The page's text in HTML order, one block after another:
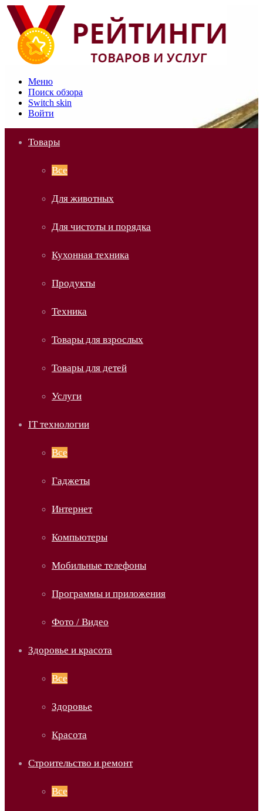
Меню
Поиск обзора
Switch skin
Войти
Товары
Все
Для животных
Для чистоты и порядка
Кухонная техника
Продукты
Техника
Товары для взрослых
Товары для детей
Услуги
IT технологии
Все
Гаджеты
Интернет
Компьютеры
Мобильные телефоны
Программы и приложения
Фото / Видео
Здоровье и красота
Все
Здоровье
Красота
Строительство и ремонт
Все